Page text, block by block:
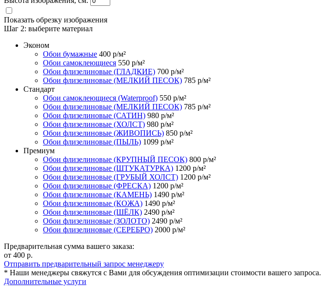
Показать обрезку изображения
Шаг 2: выберите материал
Эконом
Обои бумажные 400 р/м²
Обои самоклеющиеся 550 р/м²
Обои флизелиновые (ГЛАДКИЕ) 700 р/м²
Обои флизелиновые (МЕЛКИЙ ПЕСОК) 785 р/м²
Стандарт
Обои самоклеющиеся (Waterproof) 550 р/м²
Обои флизелиновые (МЕЛКИЙ ПЕСОК) 785 р/м²
Обои флизелиновые (САТИН) 980 р/м²
Обои флизелиновые (ХОЛСТ) 980 р/м²
Обои флизелиновые (ЖИВОПИСЬ) 850 р/м²
Обои флизелиновые (ПЫЛЬ) 1099 р/м²
Премиум
Обои флизелиновые (КРУПНЫЙ ПЕСОК) 800 р/м²
Обои флизелиновые (ШТУКАТУРКА) 1200 р/м²
Обои флизелиновые (ГРУБЫЙ ХОЛСТ) 1200 р/м²
Обои флизелиновые (ФРЕСКА) 1200 р/м²
Обои флизелиновые (КАМЕНЬ) 1490 р/м²
Обои флизелиновые (КОЖА) 1490 р/м²
Обои флизелиновые (ШЁЛК) 2490 р/м²
Обои флизелиновые (ЗОЛОТО) 2490 р/м²
Обои флизелиновые (СЕРЕБРО) 2000 р/м²
Предварительная сумма вашего заказа:
от 400 р.
Отправить предварительный запрос менеджеру
* Наши менеджеры свяжутся с Вами для обсуждения оптимизации стоимости вашего запроса.
Дополнительные услуги